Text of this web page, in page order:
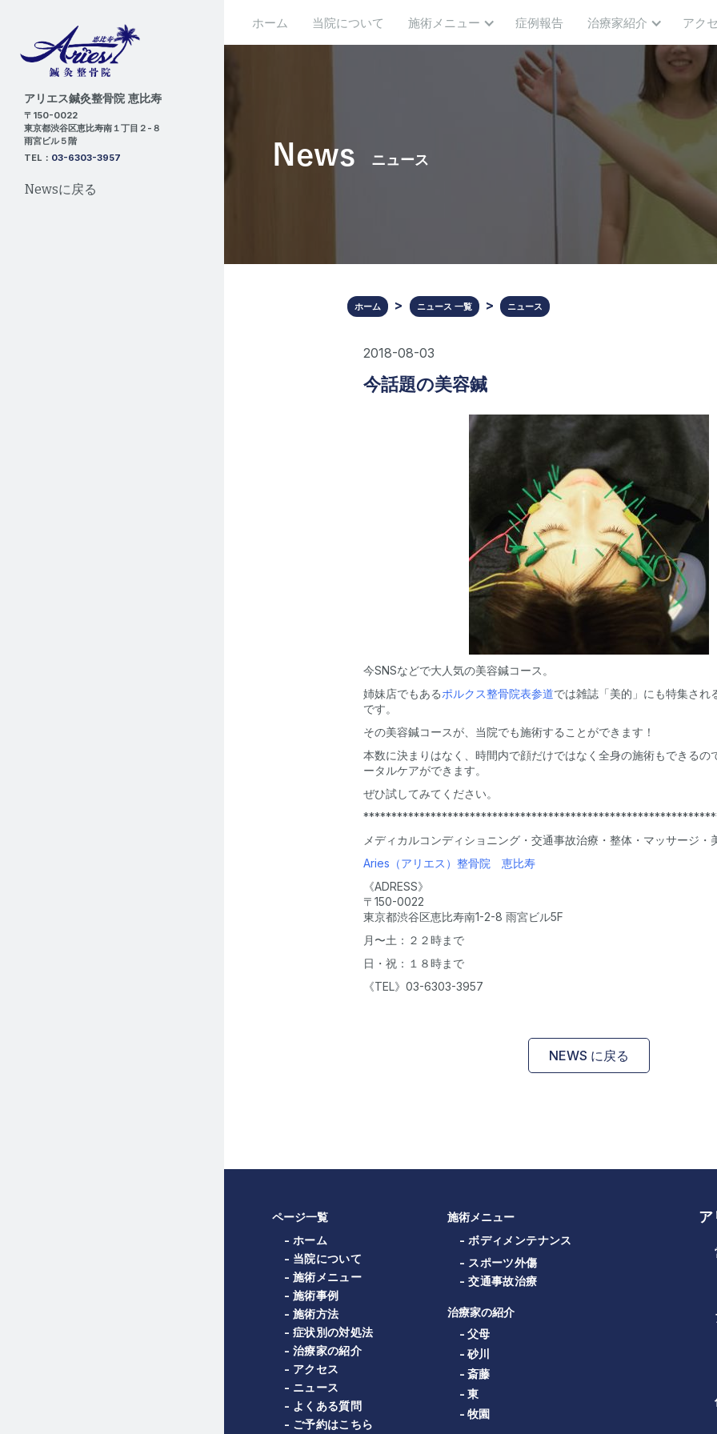
ホーム 当院について 施術メニュー 症例報告 治療家紹介 アク
アリエス鍼灸整骨院 恵比寿
〒150-0022
東京都渋谷区恵比寿南１丁目２-８
雨宮ビル５階
TEL： 03-6303-3957
Newsに戻る
News ニュース
ホーム ニュース 一覧 ニュース
2018-08-03
今話題の美容鍼
今SNSなどで大人気の美容鍼コース。
姉妹店でもあるポルクス整骨院表参道では雑誌「美的」にも特集され
です。
その美容鍼コースが、当院でも施術することができます！
本数に決まりはなく、時間内で顔だけではなく全身の施術もできるの
ータルケアができます。
ぜひ試してみてください。
メディカルコンディショニング・交通事故治療・整体・マッサージ・
Aries（アリエス）整骨院 恵比寿
《ADRESS》
〒150-0022
東京都渋谷区恵比寿南1-2-8 雨宮ビル5F
月〜土：２２時まで
日・祝：１８時まで
《TEL》03-6303-3957
NEWS に戻る
ページ一覧
- ホーム
- 当院について
- 施術メニュー
- 施術事例
- 施術方法
- 症状別の対処法
- 治療家の紹介
- アクセス
- ニュース
- よくある質問
- ご予約はこちら
施術メニュー
- ボディメンテナンス
- スポーツ外傷
- 交通事故治療
治療家の紹介
- 父母
- 砂川
- 斎藤
- 東
- 牧園
ア